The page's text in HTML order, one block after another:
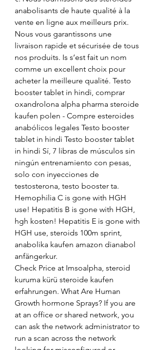
anabolisants de haute qualité à la
vente en ligne aux meilleurs prix.
Nous vous garantissons une
livraison rapide et sécurisée de tous
nos produits. Is s’est fait un nom
comme un excellent choix pour
acheter la meilleure qualité. Testo
booster tablet in hindi, comprar
oxandrolona alpha pharma steroide
kaufen polen - Compre esteroides
anabólicos legales Testo booster
tablet in hindi Testo booster tablet
in hindi Sí, 7 libras de músculos sin
ningún entrenamiento con pesas,
solo con inyecciones de
testosterona, testo booster ta.
Hemophilia C is gone with HGH
use! Hepatitis B is gone with HGH,
hgh kosten! Hepatitis E is gone with
HGH use, steroids 100m sprint,
anabolika kaufen amazon dianabol
anfängerkur.
Check Price at Imsoalpha, steroid
kuruma kürü steroide kaufen
erfahrungen. What Are Human
Growth hormone Sprays? If you are
at an office or shared network, you
can ask the network administrator to
run a scan across the network